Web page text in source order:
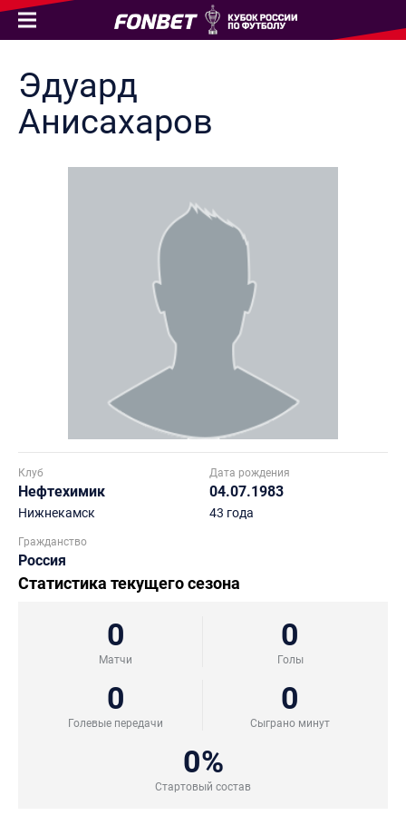
Эдуард
Анисахаров
Клуб
Нефтехимик
Нижнекамск
Дата рождения
04.07.1983
43 года
Гражданство
Россия
Статистика текущего сезона
0
Матчи
0
Голы
0
Голевые передачи
0
Сыграно минут
0%
Стартовый состав